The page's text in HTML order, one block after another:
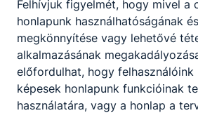
fejleszt;
szoftvereket tesztel;
adatbázisokat tervez és
csoportmunkát és
támogató szoftvereket
erőforrást és
Felhívjuk figyelmét, hogy mivel a
honlapunk használhatóságának
megkönnyítése vagy lehetővé
alkalmazásának
előfordulhat, hogy felhasználóink
képesek honlapunk funkcióinak
használatára, vagy a honlap a